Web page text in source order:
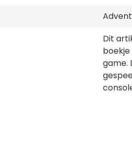
Dit
boekje
game.